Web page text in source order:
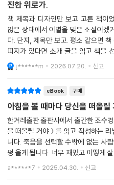
진한 위로가.
책 제목과 디자인만 보고 고른 책이
않은 상태에서 이별을 맞은 소설이겠
다. 단지, 제목만 보고. 평소 같으면
띠지가 있다면 소개 글을 읽고 책을
그냥 집어든 후에 읽기 전에서야 뒷
‘죽음이 최선인 사람들의 이야기’라는
j******m 2026.07.20. 신고
eBook 구매
아침을 볼 때마다 당신을 떠올릴
한겨레출판 출판사에서 출간한 조수
을 떠올릴 거야＞를 읽고 작성하는
니다. 죽음을 선택할 수밖에 없는 사
펑 울게 됩니다. 너무 재밌고 어떻게
고민해보게 됩니다.
a******7 2025.04.30. 신고